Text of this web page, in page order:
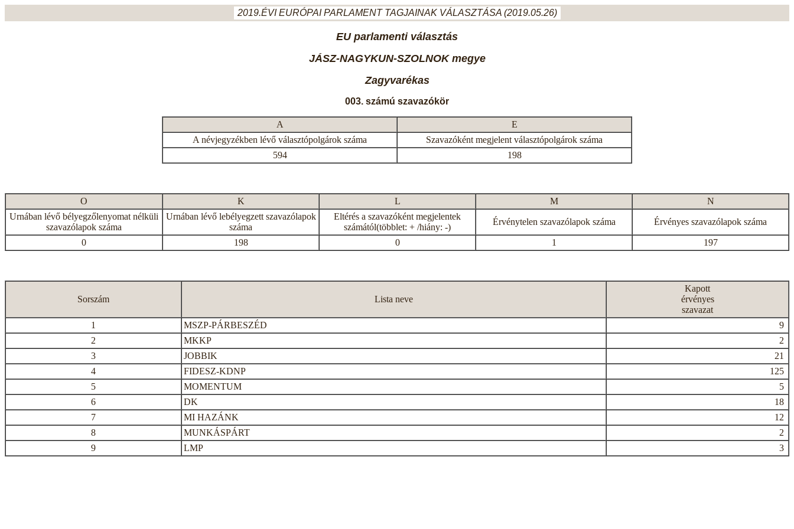
2019.ÉVI EURÓPAI PARLAMENT TAGJAINAK VÁLASZTÁSA (2019.05.26)
EU parlamenti választás
JÁSZ-NAGYKUN-SZOLNOK megye
Zagyvarékas
003. számú szavazókör
A
E
A névjegyzékben lévő választópolgárok száma
Szavazóként megjelent választópolgárok száma
594
198
O K L M
N
Urnában lévő bélyegzőlenyomat nélküli
szavazólapok száma
Urnában lévő lebélyegzett szavazólapok
száma
Eltérés a szavazóként megjelentek
számától(többlet: + /hiány: -)
Érvénytelen szavazólapok száma Érvényes szavazólapok száma
0 198 0 1 197
Sorszám Lista neve
Kapott
érvényes
szavazat
1
MSZP-PÁRBESZÉD
9
2
MKKP
2
3
JOBBIK
21
4
FIDESZ-KDNP
125
5
MOMENTUM
5
6
DK
18
7
MI HAZÁNK
12
8
MUNKÁSPÁRT
2
9
LMP 3